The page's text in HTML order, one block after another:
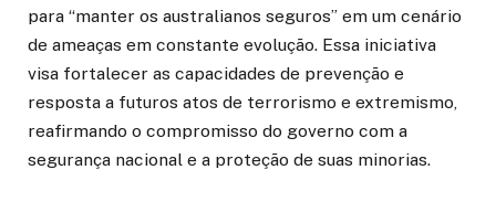
para “manter os australianos seguros” em um cenário
de ameaças em constante evolução. Essa iniciativa
visa fortalecer as capacidades de prevenção e
resposta a futuros atos de terrorismo e extremismo,
reafirmando o compromisso do governo com a
segurança nacional e a proteção de suas minorias.